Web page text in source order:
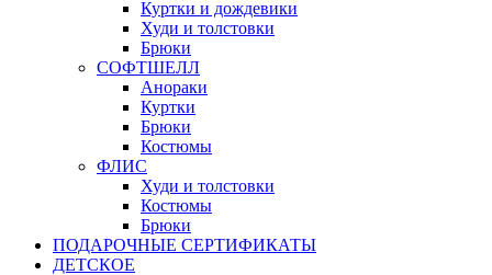
Куртки и дождевики
Худи и толстовки
Брюки
СОФТШЕЛЛ
Анораки
Куртки
Брюки
Костюмы
ФЛИС
Худи и толстовки
Костюмы
Брюки
ПОДАРОЧНЫЕ СЕРТИФИКАТЫ
ДЕТСКОЕ